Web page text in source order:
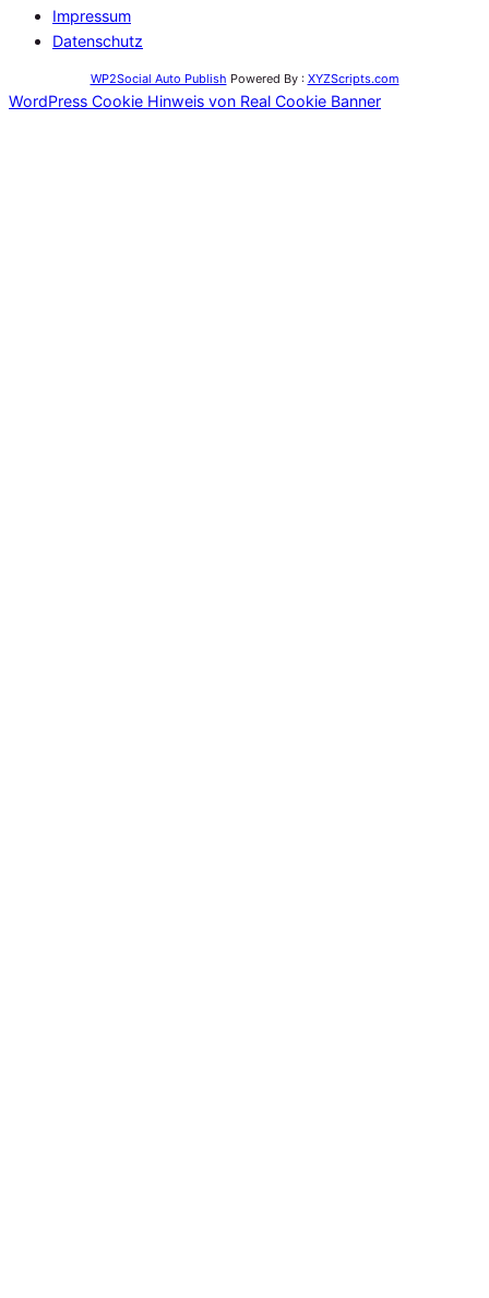
Impressum
Datenschutz
WP2Social Auto Publish Powered By : XYZScripts.com
WordPress Cookie Hinweis von Real Cookie Banner